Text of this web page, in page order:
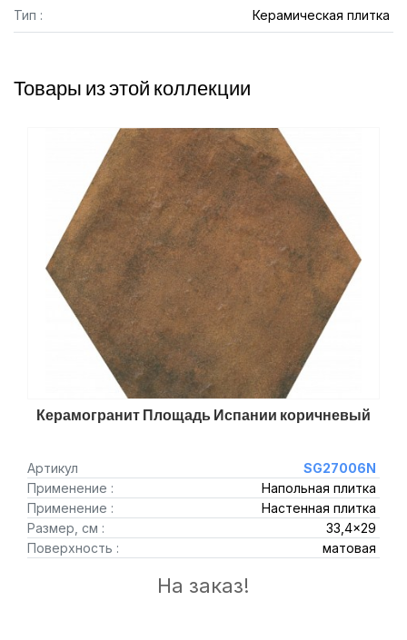
Тип : Керамическая плитка
Товары из этой коллекции
Керамогранит Площадь Испании коричневый
Артикул
SG27006N
Применение :
Напольная плитка
Применение :
Настенная плитка
Размер, см :
33,4x29
Поверхность :
матовая
На заказ!